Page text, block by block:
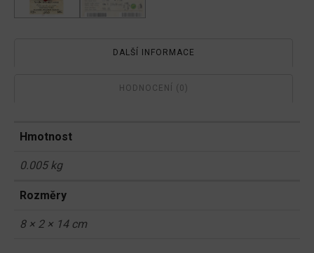
DALŠÍ INFORMACE
HODNOCENÍ (0)
Hmotnost
0.005 kg
Rozměry
8 × 2 × 14 cm